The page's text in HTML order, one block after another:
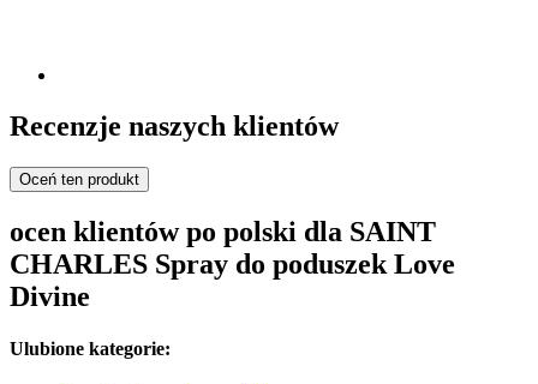
Recenzje naszych klientów
Oceń ten produkt
ocen klientów po polski dla SAINT
CHARLES Spray do poduszek Love
Divine
Ulubione kategorie: